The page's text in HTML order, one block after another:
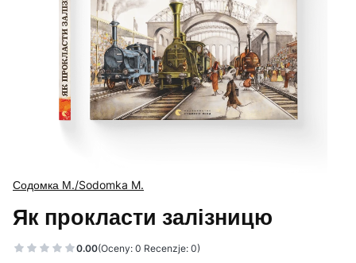
Содомка М./Sodomka M.
Як прокласти залізницю
0.00(Oceny: 0 Recenzje: 0)